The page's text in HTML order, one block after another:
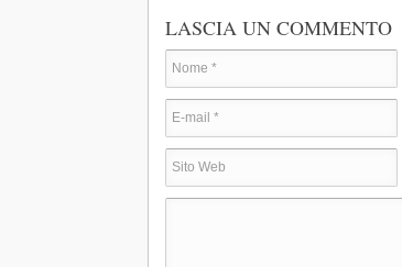
LASCIA UN COMMENTO